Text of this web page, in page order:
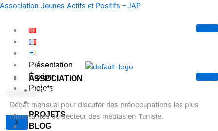
Aller
contenu
Association Jeunes Actifs et Positifs – JAP
Présentation
Équipe
Projets
X
ASSOCIATION
PRÉSENTATION DE L’ASSOCIATION
ÉQUIPE
PROJETS
BLOG
Adhésion
Débat mensuel pour discuter des préoccupations les plus
importantes du secteur des médias en Tunisie.